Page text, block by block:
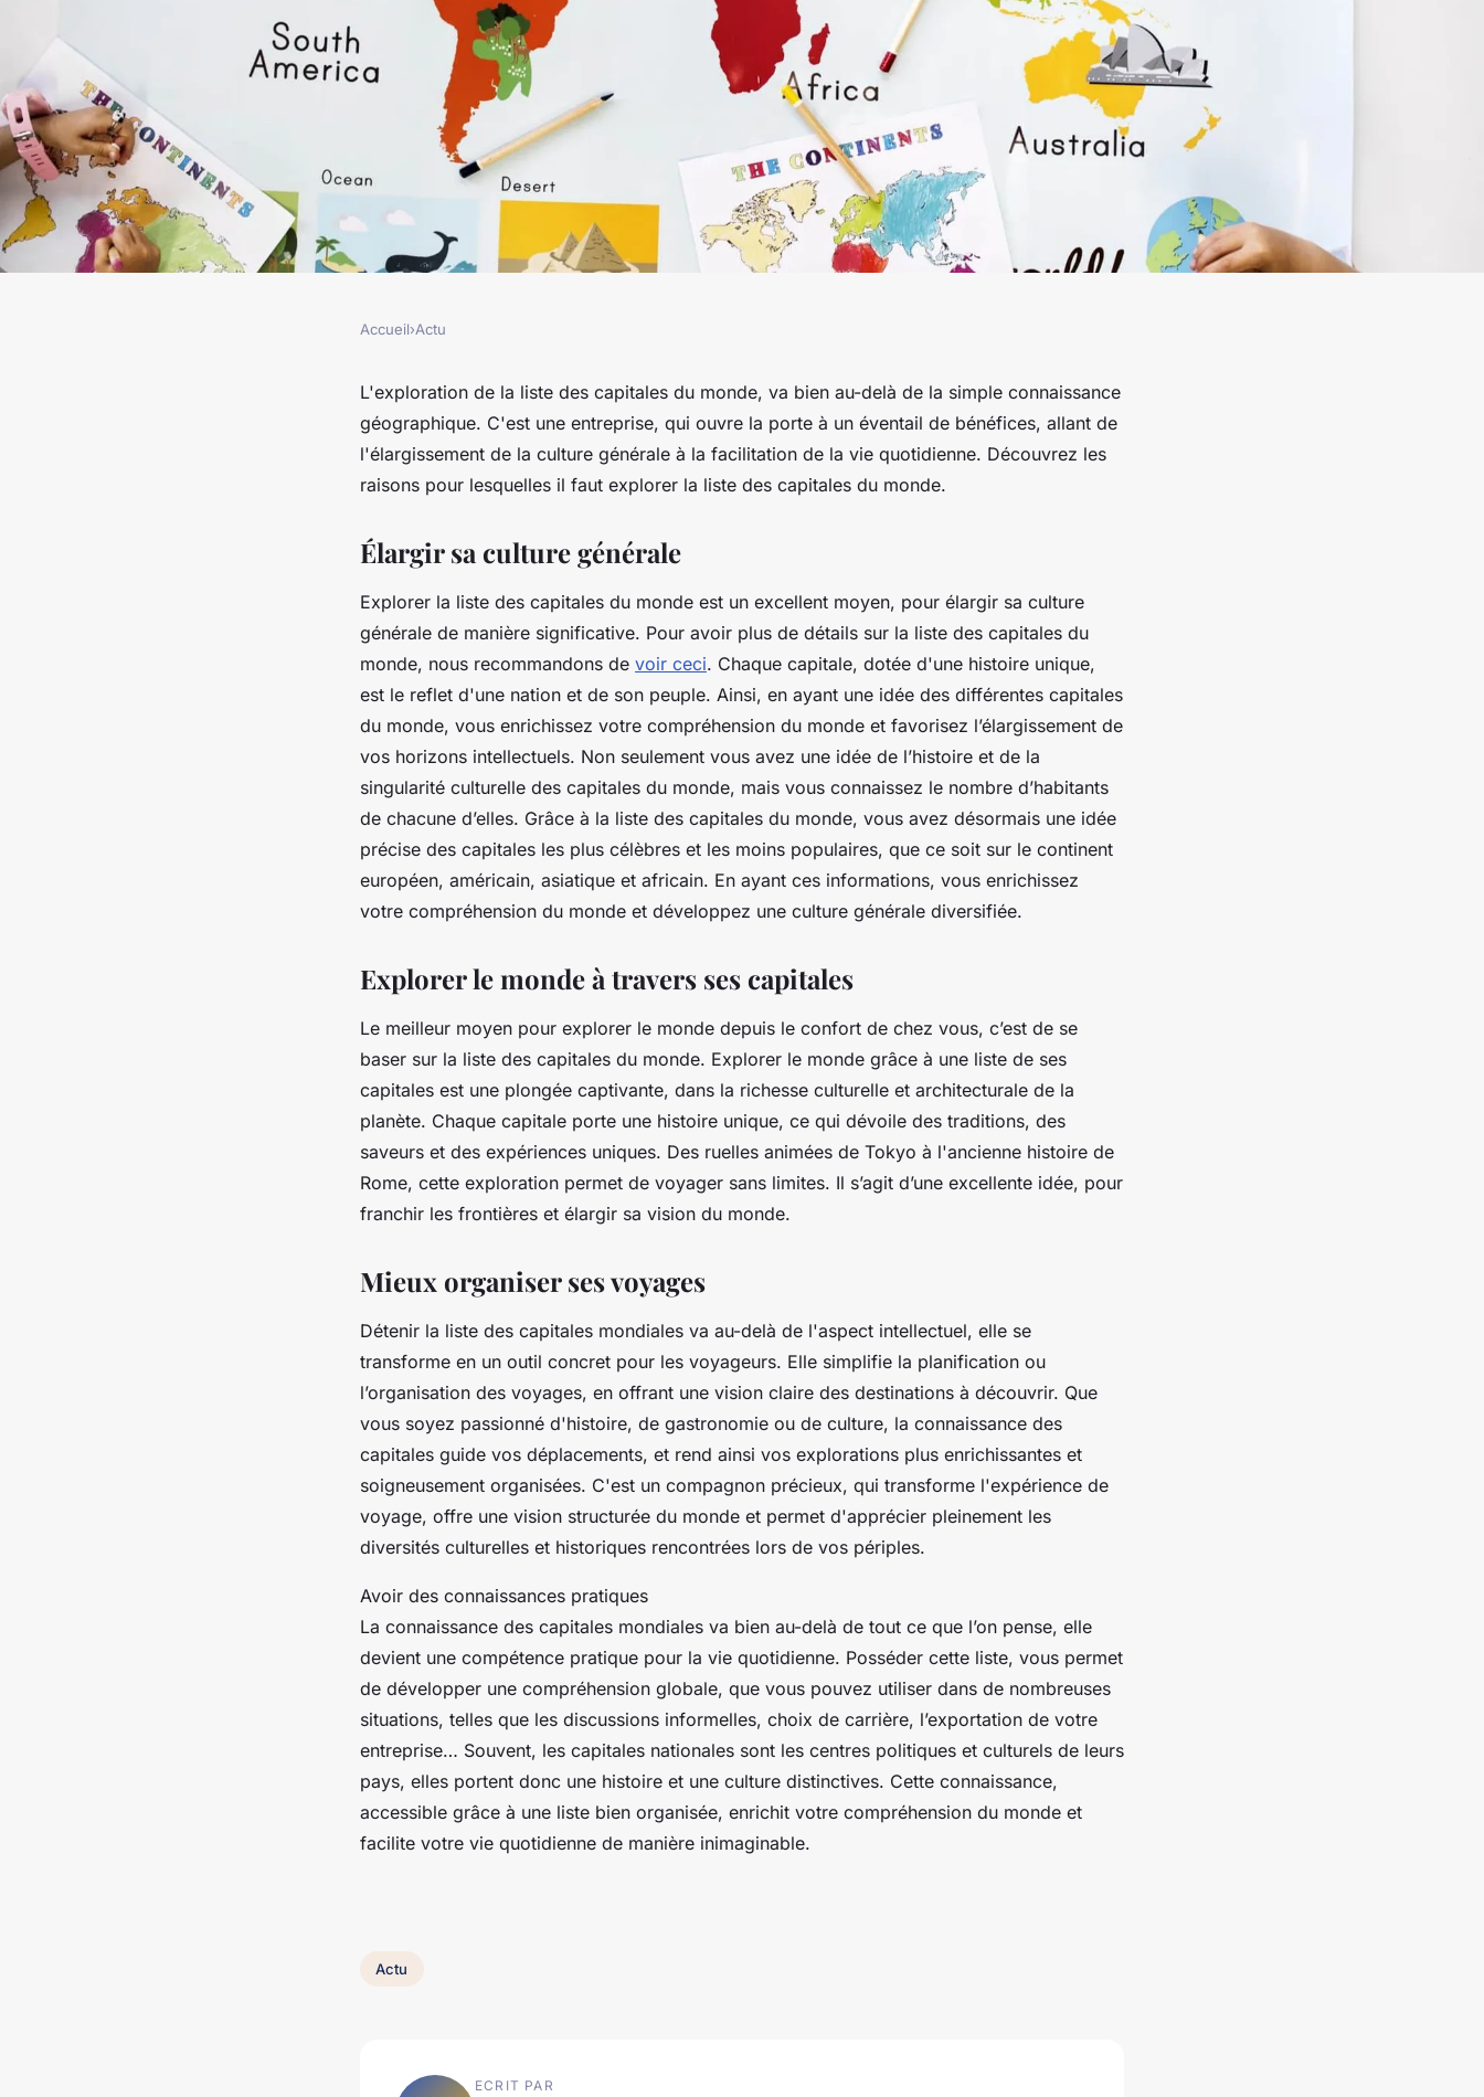
Pourquoi découvrir la liste des
capitales du monde est-il nécessaire ?
Accueil›Actu
L'exploration de la liste des capitales du monde, va bien au-delà de la simple connaissance
géographique. C'est une entreprise, qui ouvre la porte à un éventail de bénéfices, allant de
l'élargissement de la culture générale à la facilitation de la vie quotidienne. Découvrez les
raisons pour lesquelles il faut explorer la liste des capitales du monde.
Élargir sa culture générale
Explorer la liste des capitales du monde est un excellent moyen, pour élargir sa culture
générale de manière significative. Pour avoir plus de détails sur la liste des capitales du
monde, nous recommandons de voir ceci. Chaque capitale, dotée d'une histoire unique,
est le reflet d'une nation et de son peuple. Ainsi, en ayant une idée des différentes capitales
du monde, vous enrichissez votre compréhension du monde et favorisez l’élargissement de
vos horizons intellectuels. Non seulement vous avez une idée de l’histoire et de la
singularité culturelle des capitales du monde, mais vous connaissez le nombre d’habitants
de chacune d’elles. Grâce à la liste des capitales du monde, vous avez désormais une idée
précise des capitales les plus célèbres et les moins populaires, que ce soit sur le continent
européen, américain, asiatique et africain. En ayant ces informations, vous enrichissez
votre compréhension du monde et développez une culture générale diversifiée.
Explorer le monde à travers ses capitales
Le meilleur moyen pour explorer le monde depuis le confort de chez vous, c’est de se
baser sur la liste des capitales du monde. Explorer le monde grâce à une liste de ses
capitales est une plongée captivante, dans la richesse culturelle et architecturale de la
planète. Chaque capitale porte une histoire unique, ce qui dévoile des traditions, des
saveurs et des expériences uniques. Des ruelles animées de Tokyo à l'ancienne histoire de
Rome, cette exploration permet de voyager sans limites. Il s’agit d’une excellente idée, pour
franchir les frontières et élargir sa vision du monde.
Mieux organiser ses voyages
Détenir la liste des capitales mondiales va au-delà de l'aspect intellectuel, elle se
transforme en un outil concret pour les voyageurs. Elle simplifie la planification ou
l’organisation des voyages, en offrant une vision claire des destinations à découvrir. Que
vous soyez passionné d'histoire, de gastronomie ou de culture, la connaissance des
capitales guide vos déplacements, et rend ainsi vos explorations plus enrichissantes et
soigneusement organisées. C'est un compagnon précieux, qui transforme l'expérience de
voyage, offre une vision structurée du monde et permet d'apprécier pleinement les
diversités culturelles et historiques rencontrées lors de vos périples.
Avoir des connaissances pratiques
La connaissance des capitales mondiales va bien au-delà de tout ce que l’on pense, elle
devient une compétence pratique pour la vie quotidienne. Posséder cette liste, vous permet
de développer une compréhension globale, que vous pouvez utiliser dans de nombreuses
situations, telles que les discussions informelles, choix de carrière, l’exportation de votre
entreprise… Souvent, les capitales nationales sont les centres politiques et culturels de leurs
pays, elles portent donc une histoire et une culture distinctives. Cette connaissance,
accessible grâce à une liste bien organisée, enrichit votre compréhension du monde et
facilite votre vie quotidienne de manière inimaginable.
Actu
ECRIT PAR